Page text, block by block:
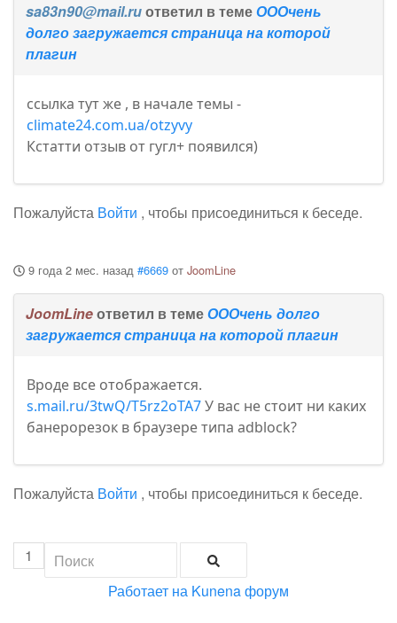
sa83n90@mail.ruответил в темеОООчень
долго загружается страница на которой
плагин
ссылка тут же , в начале темы -
climate24.com.ua/otzyvy
Кстатти отзыв от гугл+ появился)
Пожалуйста Войти , чтобы присоединиться к беседе.
9 года 2 мес. назад #6669 от JoomLine
JoomLineответил в темеОООчень долго
загружается страница на которой плагин
Вроде все отображается.
s.mail.ru/3twQ/T5rz2oTA7У вас не стоит ни каких
банерорезок в браузере типа adblock?
Пожалуйста Войти , чтобы присоединиться к беседе.
1
Работает на Kunena форум